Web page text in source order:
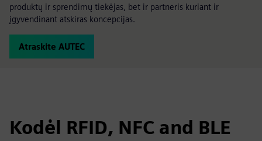
produktų ir sprendimų tiekėjas, bet ir partneris kuriant ir
įgyvendinant atskiras koncepcijas.
Atraskite AUTEC
Kodėl RFID, NFC and BLE